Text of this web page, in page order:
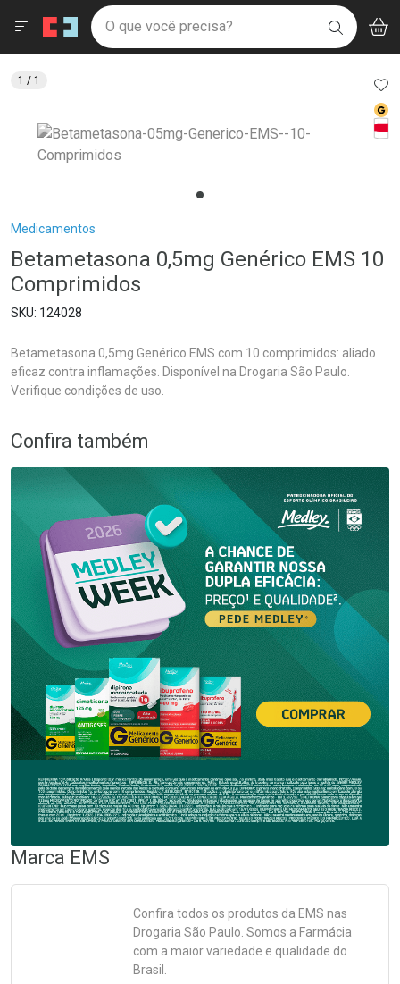
Drogaria São Paulo
Ir direto para a home
pela página
Ir direto para o conteúdo
Ir direto para a busca
Ir direto para a conta
Ir direto para a notificações
Ir direto para o carrinho
Ir direto para o menu
Faça a sua busca
O que você precisa? BUSCAR
Menu
Breadcrumb
Medicamentos
Betametasona 0,5mg Genérico EMS 10
Comprimidos
124028
Betametasona 0,5mg Genérico EMS com 10 comprimidos: aliado
eficaz contra inflamações. Disponível na Drogaria São Paulo.
Verifique condições de uso.
1 / 1
Confira também
Marca EMS
Confira todos os produtos da EMS nas
Drogaria São Paulo. Somos a Farmácia
com a maior variedade e qualidade do
Brasil.